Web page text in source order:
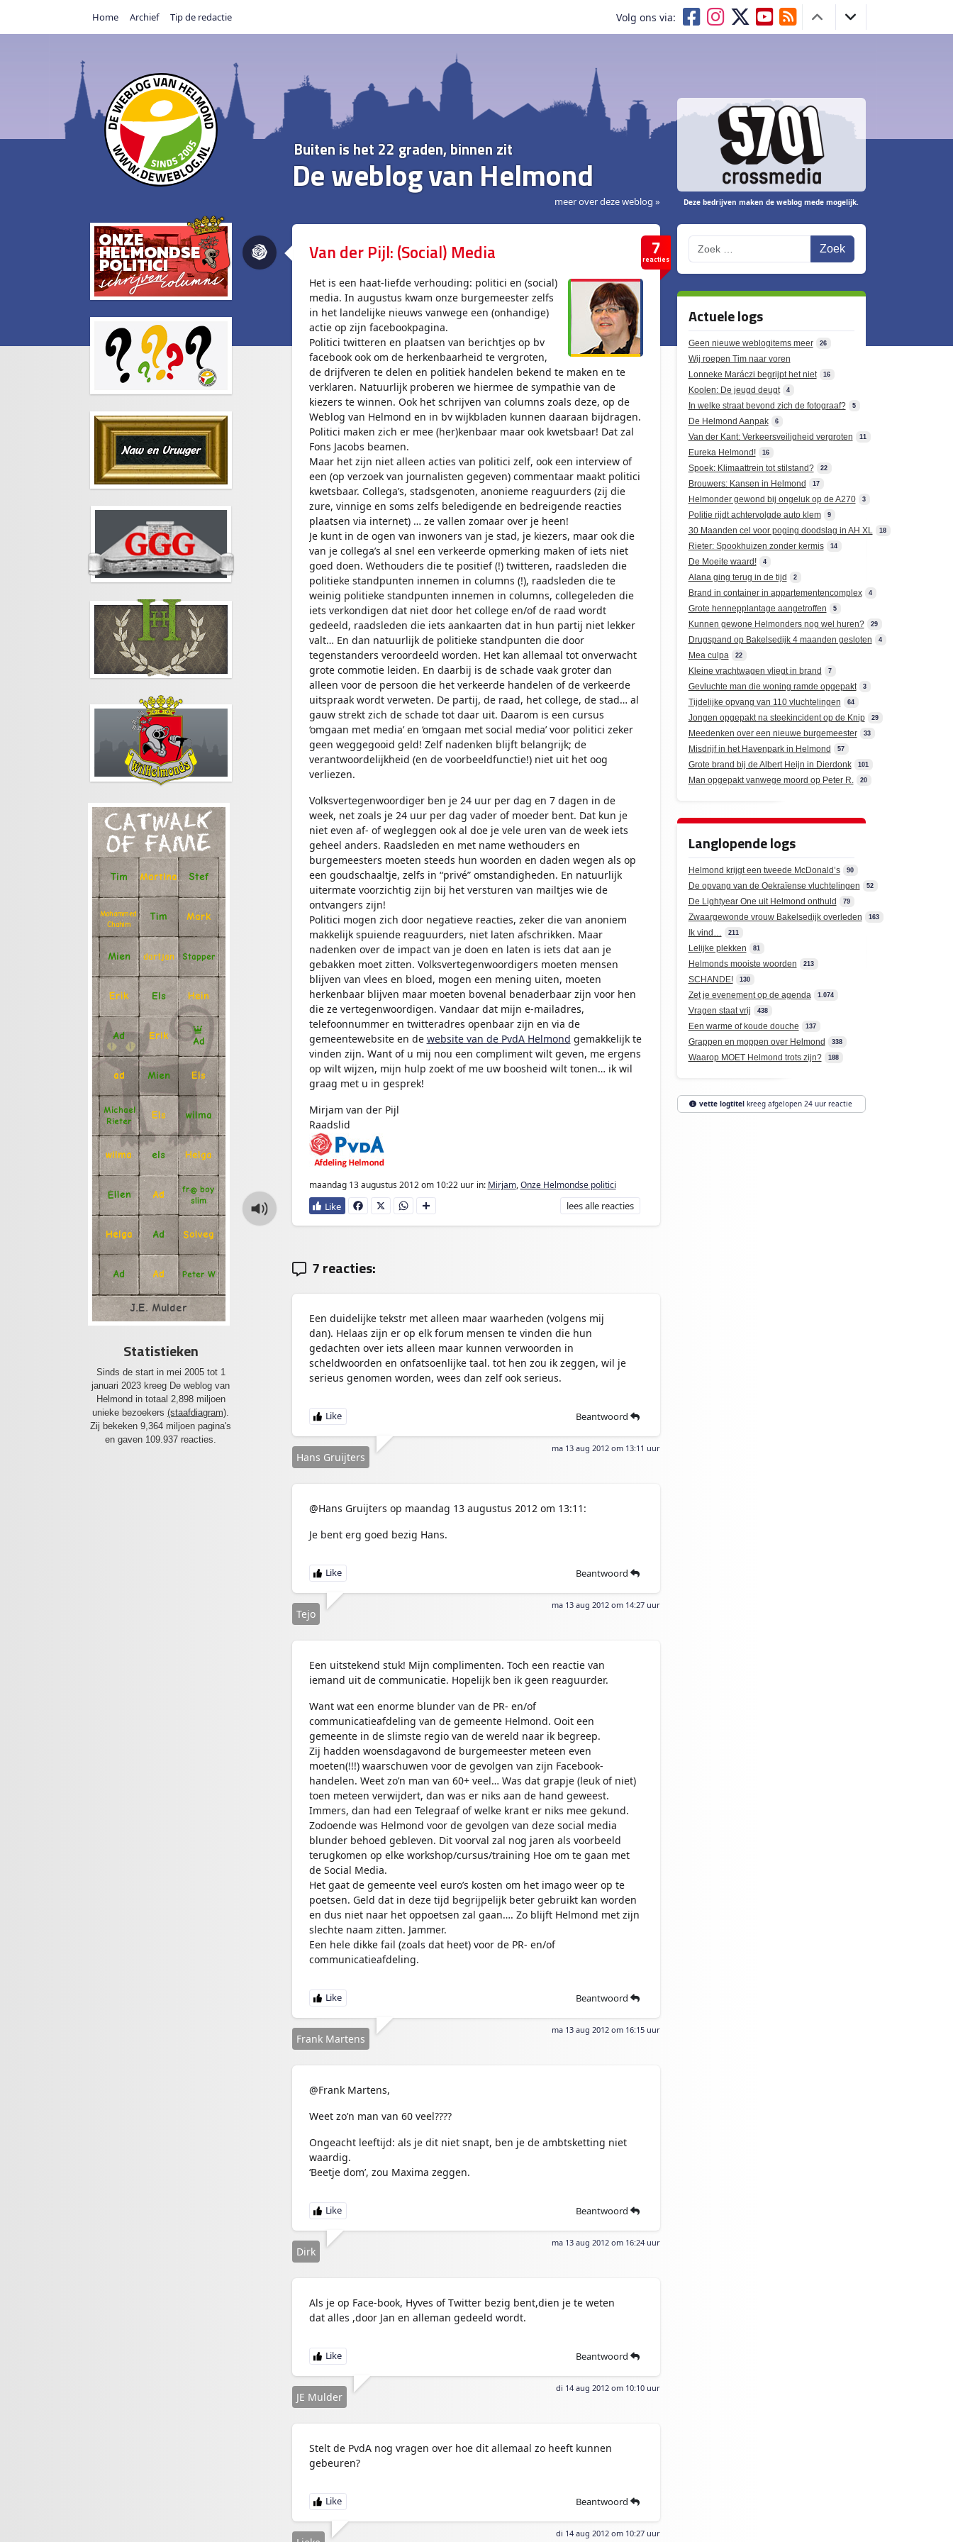
Home Archief Tip de redactie Volg ons via:
Buiten is het 22 graden, binnen zit
De weblog van Helmond
meer over deze weblog » Deze bedrijven maken de weblog mede mogelijk.
CATWALK
OF FAME
Tim Martina Stef
Mohammed
Chahim
Tim Mark
Mien dartjan Stapper
Erik Els Hein
Ad Erik
Ad
ad Mien Els
Michael
Rieter
Els wilma
wilma els Helga
Ellen Ad fr@ boy
slim
Helga Ad Solveg
Ad Ad Peter W
J.E. Mulder
Statistieken
Sinds de start in mei 2005 tot 1
januari 2023 kreeg De weblog van
Helmond in totaal 2,898 miljoen
unieke bezoekers (staafdiagram)
Zij bekeken 9,364 miljoen pagina's
en gaven 109.937 reacties.
7
reacties
Van der Pijl: (Social) Media
Het is een haat-liefde verhouding: politici en (social)
media. In augustus kwam onze burgemeester zelfs
in het landelijke nieuws vanwege een (onhandige)
actie op zijn facebookpagina.
Politici twitteren en plaatsen van berichtjes op bv
facebook ook om de herkenbaarheid te vergroten,
de drijfveren te delen en politiek handelen bekend te maken en te
verklaren. Natuurlijk proberen we hiermee de sympathie van de
kiezers te winnen. Ook het schrijven van columns zoals deze, op de
Weblog van Helmond en in bv wijkbladen kunnen daaraan bijdragen.
Politici maken zich er mee (her)kenbaar maar ook kwetsbaar! Dat zal
Fons Jacobs beamen.
Maar het zijn niet alleen acties van politici zelf, ook een interview of
een (op verzoek van journalisten gegeven) commentaar maakt politici
kwetsbaar. Collega’s, stadsgenoten, anonieme reaguurders (zij die
zure, vinnige en soms zelfs beledigende en bedreigende reacties
plaatsen via internet) … ze vallen zomaar over je heen!
Je kunt in de ogen van inwoners van je stad, je kiezers, maar ook die
van je collega’s al snel een verkeerde opmerking maken of iets niet
goed doen. Wethouders die te positief (!) twitteren, raadsleden die
politieke standpunten innemen in columns (!), raadsleden die te
weinig politieke standpunten innemen in columns, collegeleden die
iets verkondigen dat niet door het college en/of de raad wordt
gedeeld, raadsleden die iets aankaarten dat in hun partij niet lekker
valt… En dan natuurlijk de politieke standpunten die door
tegenstanders veroordeeld worden. Het kan allemaal tot onverwacht
grote commotie leiden. En daarbij is de schade vaak groter dan
alleen voor de persoon die het verkeerde handelen of de verkeerde
uitspraak wordt verweten. De partij, de raad, het college, de stad… al
gauw strekt zich de schade tot daar uit. Daarom is een cursus
‘omgaan met media’ en ‘omgaan met social media’ voor politici zeker
geen weggegooid geld! Zelf nadenken blijft belangrijk; de
verantwoordelijkheid (en de voorbeeldfunctie!) niet uit het oog
verliezen.
Volksvertegenwoordiger ben je 24 uur per dag en 7 dagen in de
week, net zoals je 24 uur per dag vader of moeder bent. Dat kun je
niet even af- of wegleggen ook al doe je vele uren van de week iets
geheel anders. Raadsleden en met name wethouders en
burgemeesters moeten steeds hun woorden en daden wegen als op
een goudschaaltje, zelfs in “privé” omstandigheden. En natuurlijk
uitermate voorzichtig zijn bij het versturen van mailtjes wie de
ontvangers zijn!
Politici mogen zich door negatieve reacties, zeker die van anoniem
makkelijk spuiende reaguurders, niet laten afschrikken. Maar
nadenken over de impact van je doen en laten is iets dat aan je
gebakken moet zitten. Volksvertegenwoordigers moeten mensen
blijven van vlees en bloed, mogen een mening uiten, moeten
herkenbaar blijven maar moeten bovenal benaderbaar zijn voor hen
die ze vertegenwoordigen. Vandaar dat mijn e-mailadres,
telefoonnummer en twitteradres openbaar zijn en via de
gemeentewebsite en de website van de PvdA Helmond gemakkelijk te
vinden zijn. Want of u mij nou een compliment wilt geven, me ergens
op wilt wijzen, mijn hulp zoekt of me uw boosheid wilt tonen… ik wil
graag met u in gesprek!
Mirjam van der Pijl
Raadslid
maandag 13 augustus 2012om 10:22 uur in: Mirjam,Onze Helmondse politici
Fa
ce
X
W
ha
D
e
leesalle reacties
7 reacties:
Een duidelijke tekstr met alleen maar waarheden (volgens mij
dan). Helaas zijn er op elk forum mensen te vinden die hun
gedachten over iets alleen maar kunnen verwoorden in
scheldwoorden en onfatsoenlijke taal. tot hen zou ik zeggen, wil je
serieus genomen worden, wees dan zelf ook serieus.
Beantwoord
ma 13 aug 2012 om 13:11 uur
Hans Gruijters
@Hans Gruijters op maandag 13 augustus 2012 om 13:11:
Je bent erg goed bezig Hans.
Beantwoord
ma 13 aug 2012 om 14:27 uur
Tejo
Een uitstekend stuk! Mijn complimenten. Toch een reactie van
iemand uit de communicatie. Hopelijk ben ik geen reaguurder.
Want wat een enorme blunder van de PR- en/of
communicatieafdeling van de gemeente Helmond. Ooit een
gemeente in de slimste regio van de wereld naar ik begreep.
Zij hadden woensdagavond de burgemeester meteen even
moeten(!!!) waarschuwen voor de gevolgen van zijn Facebook-
handelen. Weet zo’n man van 60+ veel… Was dat grapje (leuk of niet)
toen meteen verwijdert, dan was er niks aan de hand geweest.
Immers, dan had een Telegraaf of welke krant er niks mee gekund.
Zodoende was Helmond voor de gevolgen van deze social media
blunder behoed gebleven. Dit voorval zal nog jaren als voorbeeld
terugkomen op elke workshop/cursus/training Hoe om te gaan met
de Social Media.
Het gaat de gemeente veel euro’s kosten om het imago weer op te
poetsen. Geld dat in deze tijd begrijpelijk beter gebruikt kan worden
en dus niet naar het oppoetsen zal gaan…. Zo blijft Helmond met zijn
slechte naam zitten. Jammer.
Een hele dikke fail (zoals dat heet) voor de PR- en/of
communicatieafdeling.
Beantwoord
ma 13 aug 2012 om 16:15 uur
Frank Martens
@Frank Martens,
Weet zo’n man van 60 veel????
Ongeacht leeftijd: als je dit niet snapt, ben je de ambtsketting niet
waardig.
‘Beetje dom’, zou Maxima zeggen.
Beantwoord
ma 13 aug 2012 om 16:24 uur
Dirk
Als je op Face-book, Hyves of Twitter bezig bent,dien je te weten
dat alles ,door Jan en alleman gedeeld wordt.
Beantwoord
di 14 aug 2012 om 10:10 uur
JE Mulder
Stelt de PvdA nog vragen over hoe dit allemaal zo heeft kunnen
gebeuren?
Beantwoord
di 14 aug 2012 om 10:27 uur
Actuele logs
Geen nieuwe weblogitems meer 26
Wij roepen Tim naar voren
Lonneke Maráczi begrijpt het niet
16
Koolen: De jeugd deugt 4
In welke straat bevond zich de fotograaf? 5
De Helmond Aanpak 6
Van der Kant: Verkeersveiligheid vergroten 11
Eureka Helmond! 16
Spoek: Klimaattrein tot stilstand? 22
Brouwers: Kansen in Helmond 17
Helmonder gewond bij ongeluk op de A270 3
Politie rijdt achtervolgde auto klem 9
30 Maanden cel voor poging doodslag in AH XL 18
Rieter: Spookhuizen zonder kermis 14
De Moeite waard! 4
Alana ging terug in de tijd 2
Brand in container in appartementencomplex 4
Grote hennepplantage aangetroffen 5
Kunnen gewone Helmonders nog wel huren? 29
Drugspand op Bakelsedijk 4 maanden gesloten 4
Mea culpa 22
Kleine vrachtwagen vliegt in brand 7
Gevluchte man die woning ramde opgepakt 3
Tijdelijke opvang van 110 vluchtelingen 64
Jongen opgepakt na steekincident op de Knip 29
Meedenken over een nieuwe burgemeester 33
Misdrijf in het Havenpark in Helmond 57
Grote brand bij de Albert Heijn in Dierdonk 101
Man opgepakt vanwege moord op Peter R. 20
Langlopende logs
Helmond krijgt een tweede McDonald’s 90
De opvang van de Oekraïense vluchtelingen 52
De Lightyear One uit Helmond onthuld 79
Zwaargewonde vrouw Bakelsedijk overleden 163
Ik vind… 211
Lelijke plekken 81
Helmonds mooiste woorden 213
SCHANDE! 130
Zet je evenement op de agenda 1.074
Vragen staat vrij 438
Een warme of koude douche 137
Grappen en moppen over Helmond 338
Waarop MOET Helmond trots zijn? 188
vette logtitelkreeg afgelopen 24 uur reactie